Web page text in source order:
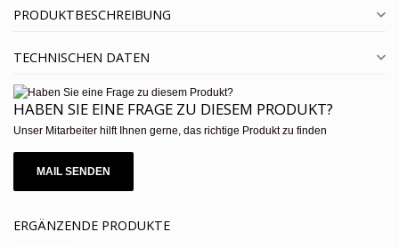
PRODUKTBESCHREIBUNG
TECHNISCHEN DATEN
HABEN SIE EINE FRAGE ZU DIESEM PRODUKT?
Unser Mitarbeiter hilft Ihnen gerne, das richtige Produkt zu finden
MAIL SENDEN
ERGÄNZENDE PRODUKTE